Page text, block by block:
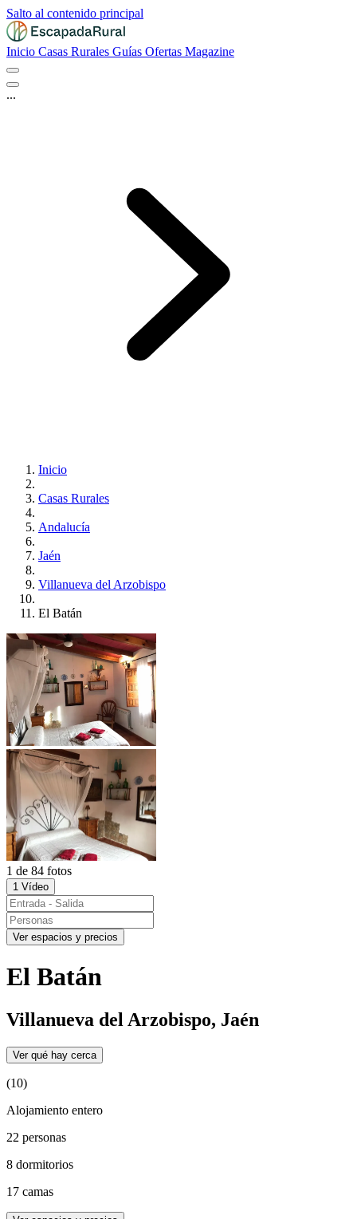
Salto al contenido principal
Inicio Casas Rurales Guías Ofertas Magazine
...
Inicio
Casas Rurales
Andalucía
Jaén
Villanueva del Arzobispo
El Batán
1 de 84 fotos
1 Vídeo
Ver espacios y precios
El Batán
Villanueva del Arzobispo, Jaén
Ver qué hay cerca
(10)
Alojamiento entero
22 personas
8 dormitorios
17 camas